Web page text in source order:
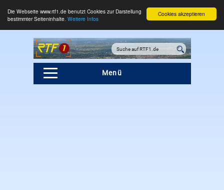
Cookies akzeptieren
Die Webseite www.rtf1.de benutzt Cookies zur Darstellung
bestimmter Seiteninhalte. Weitere Infos
Menü